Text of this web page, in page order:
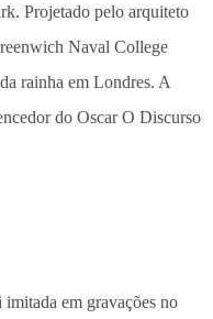
Projetado pelo arquiteto
Naval College
rainha em Londres. A
do Oscar O Discurso
em gravações no